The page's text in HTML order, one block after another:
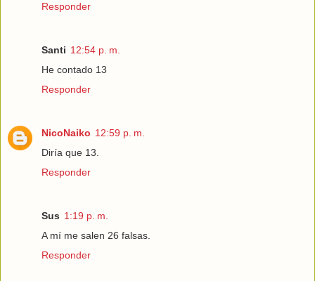
Responder
Santi 12:54 p. m.
He contado 13
Responder
NicoNaiko 12:59 p. m.
Diría que 13.
Responder
Sus 1:19 p. m.
A mí me salen 26 falsas.
Responder